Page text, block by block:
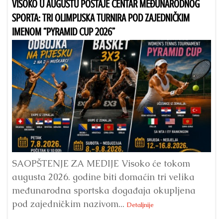
VISOKO U AUGUSTU POSTAJE CENTAR MEĐUNARODNOG
SPORTA: TRI OLIMPIJSKA TURNIRA POD ZAJEDNIČKIM
IMENOM “PYRAMID CUP 2026”
SAOPŠTENJE ZA MEDIJE Visoko će tokom
augusta 2026. godine biti domaćin tri velika
međunarodna sportska događaja okupljena
pod zajedničkim nazivom... Detaljnije